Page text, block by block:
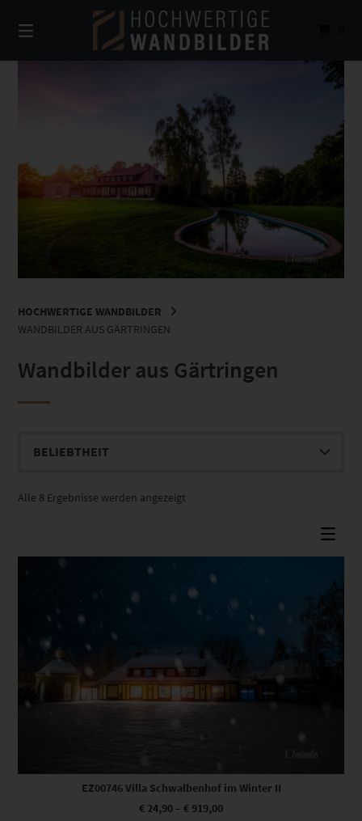
zum
Inhalt
HOCHWERTIGE WANDBILDER
WANDBILDER AUS GÄRTRINGEN
Wandbilder aus Gärtringen
Alle 8 Ergebnisse werden angezeigt
Dieses Produkt weist mehrere Varianten auf. Die Optionen können auf der Produktseite gewählt werden
EZ00746 Villa Schwalbenhof im Winter II
€ 24,90 – € 919,00